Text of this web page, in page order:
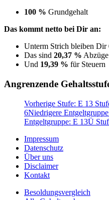
100 % Grundgehalt
Das kommt netto bei Dir an:
Unterm Strich bleiben Dir
Das sind 20,37 %
Und 19,39 % für Steuern
Angrenzende
Vorherige Stufe: E 13
6Niedrigere
Entgeltgruppe: E 13Ü
Impressum
Datenschutz
Über uns
Disclaimer
Kontakt
Besoldungsvergleich